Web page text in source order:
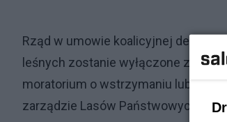
Rząd w umowie koalicyjnej
leśnych zostanie wyłączone z
moratorium o wstrzymaniu lub
zarządzie Lasów Państwowych.